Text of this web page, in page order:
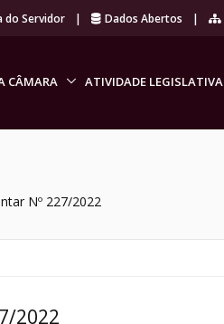
do Servidor | Dados Abertos |
CÂMARA ATIVIDADE LEGISLATIVA
Nº 227/2022
2022